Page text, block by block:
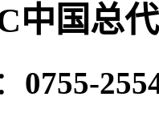
中国总
0755-